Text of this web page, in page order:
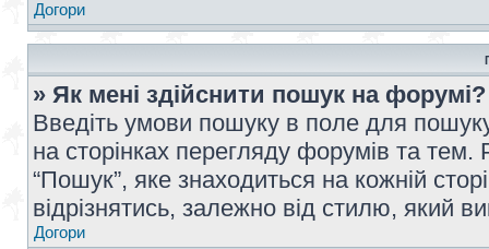
Догори
» Як мені здійснити пошук на форумі?
Введіть умови пошуку в поле для
на сторінках перегляду форумів та
“Пошук”, яке знаходиться на кожній
відрізнятись, залежно від стилю, який
Догори